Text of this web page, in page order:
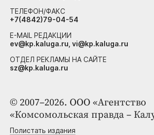
© 2007–2026. ООО «Агентство
«Комсомольская правда –
Полистать издания
ТЕЛЕФОН/ФАКС
+7(4842)79-04-54
E-MAIL РЕДАКЦИИ
ev@kp.kaluga.ru, vi@kp.kaluga.ru
ОТДЕЛ РЕКЛАМЫ НА САЙТЕ
sz@kp.kaluga.ru